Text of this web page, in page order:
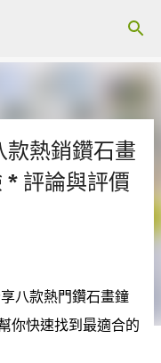
款熱銷鑽石畫
* 評論與評價
八款熱門鑽石畫鐘
你快速找到最適合的